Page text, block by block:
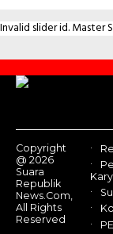
Invalid slider id. Master
Contact
Us
Copyright
@ 2026
Suara
Republik
News.Com,
All Rights
Reserved